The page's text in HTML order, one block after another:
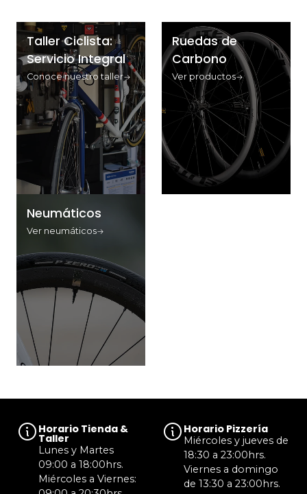
Taller Ciclista:
Servicio Integral
Conoce nuestro taller
Ruedas de
Carbono
Ver productos
Neumáticos
Ver neumáticos
Horario Tienda &
Taller
Lunes y Martes
09:00 a 18:00hrs.
Miércoles a Viernes:
Horario Pizzería
Miércoles y jueves de
18:30 a 23:00hrs.
Viernes a domingo
de 13:30 a 23:00hrs.